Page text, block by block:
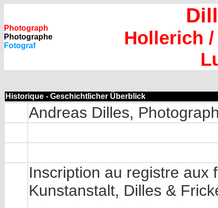
Photograph
Photographe
Fotograf
Hollerich
Historique - Geschichtlicher Überblick
Andreas Dilles,
Inscription au registre aux
Kunstanstalt, Dilles &